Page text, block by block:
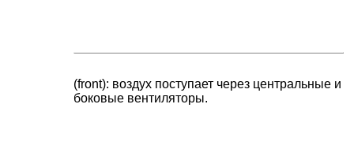
(front): воздух поступает через центральные и
боковые вентиляторы.